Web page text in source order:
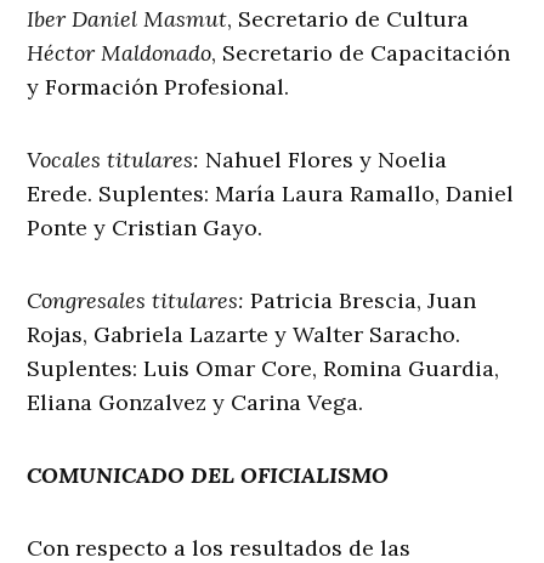
Iber Daniel Masmut, Secretario de Cultura
Héctor Maldonado, Secretario de Capacitación
y Formación Profesional.
Vocales titulares: Nahuel Flores y Noelia
Erede. Suplentes: María Laura Ramallo, Daniel
Ponte y Cristian Gayo.
Congresales titulares: Patricia Brescia, Juan
Rojas, Gabriela Lazarte y Walter Saracho.
Suplentes: Luis Omar Core, Romina Guardia,
Eliana Gonzalvez y Carina Vega.
COMUNICADO DEL OFICIALISMO
Con respecto a los resultados de las